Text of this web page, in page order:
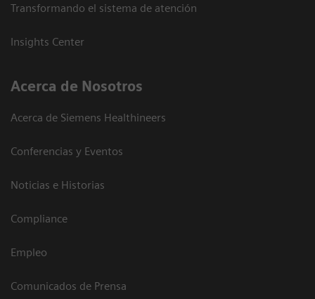
Transformando el sistema de atención
Insights Center
Acerca de Nosotros
Acerca de Siemens Healthineers
Conferencias y Eventos
Noticias e Historias
Compliance
Empleo
Comunicados de Prensa